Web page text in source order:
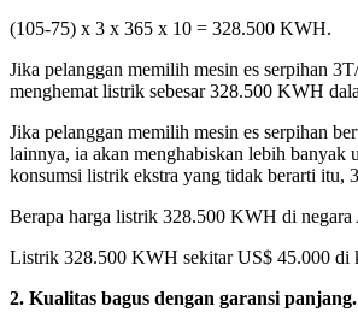
(105-75) x 3 x 365 x 10 = 328.500 KWH.
Jika pelanggan memilih mesin es serpihan
menghemat listrik sebesar 328.500 KWH
Jika pelanggan memilih mesin es serpihan
lainnya, ia akan menghabiskan lebih banyak
konsumsi listrik ekstra yang tidak berarti itu,
Berapa harga listrik 328.500 KWH di negara
Listrik 328.500 KWH sekitar US$ 45.000 di
2. Kualitas bagus dengan garansi panjang.